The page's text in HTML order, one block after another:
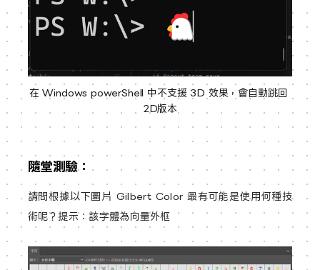
在 Windows powerShell 中不支援 3D 效果，會自動跳回
2D版本
隨堂測驗：
請問根據以下圖片 Gilbert Color 最有可能是使用何種技
術呢？提示：該字體為向量外框